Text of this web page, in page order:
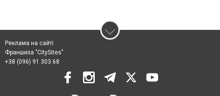
Реклама на сайті
Франшиза "CitySites"
+38 (096) 91 303 68